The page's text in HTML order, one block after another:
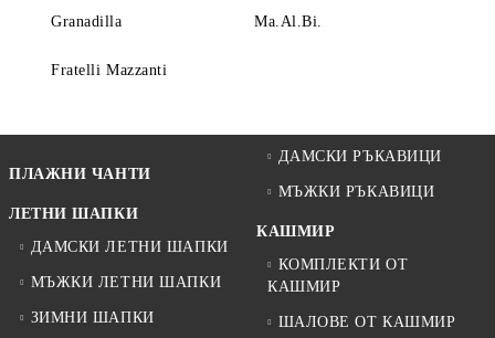
Granadilla Ma.Al.Bi.
Fratelli Mazzanti
ПЛАЖНИ ЧАНТИ
ЛЕТНИ ШАПКИ
ДАМСКИ ЛЕТНИ ШАПКИ
МЪЖКИ ЛЕТНИ ШАПКИ
ЗИМНИ ШАПКИ
ДАМСКИ РЪКАВИЦИ
МЪЖКИ РЪКАВИЦИ
КАШМИР
КОМПЛЕКТИ ОТ
КАШМИР
ШАЛОВЕ ОТ КАШМИР